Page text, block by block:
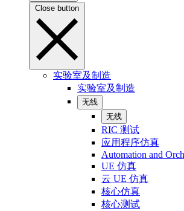
Close button
实验室及制造
实验室及制造
无线
无线
RIC 测试
应用程序仿真
Automation and
UE 仿真
云 UE 仿真
核心仿真
核心测试